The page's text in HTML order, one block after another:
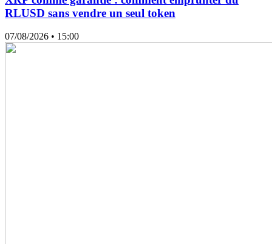
RLUSD sans vendre un seul token
07/08/2026 • 15:00